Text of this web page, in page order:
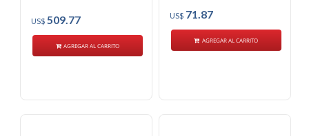
US$ 509.77
AGREGAR AL CARRITO
US$71.87
AGREGAR AL CARRITO